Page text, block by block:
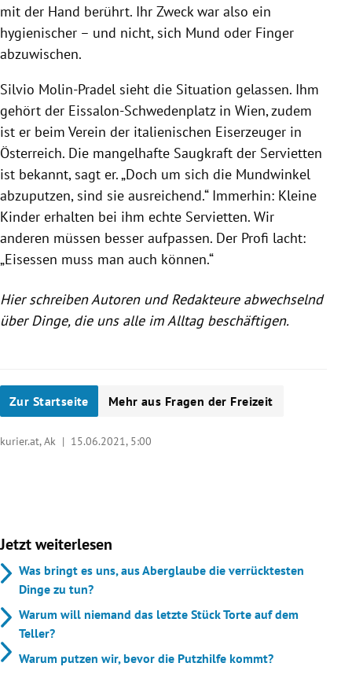
mit der Hand berührt. Ihr Zweck war also ein
hygienischer – und nicht, sich Mund oder Finger
abzuwischen.
Silvio Molin-Pradel sieht die Situation gelassen. Ihm
gehört der Eissalon-Schwedenplatz in Wien, zudem
ist er beim Verein der italienischen Eiserzeuger in
Österreich. Die mangelhafte Saugkraft der Servietten
ist bekannt, sagt er. „Doch um sich die Mundwinkel
abzuputzen, sind sie ausreichend.“ Immerhin: Kleine
Kinder erhalten bei ihm echte Servietten. Wir
anderen müssen besser aufpassen. Der Profi lacht:
„Eisessen muss man auch können.“
Hier schreiben Autoren und Redakteure abwechselnd
über Dinge, die uns alle im Alltag beschäftigen.
Zur Startseite Mehr aus Fragen der Freizeit
kurier.at, Ak | 15.06.2021, 5:00
Jetzt weiterlesen
Was bringt es uns, aus Aberglaube die verrücktesten
Dinge zu tun?
Warum will niemand das letzte Stück Torte auf dem
Teller?
Warum putzen wir, bevor die Putzhilfe kommt?